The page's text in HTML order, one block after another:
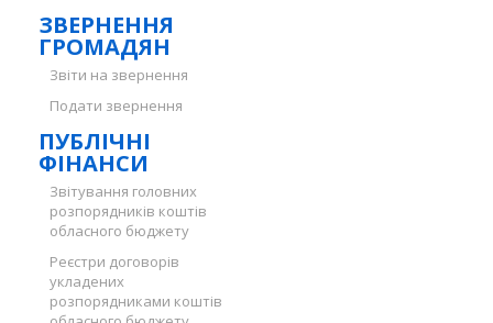
ЗВЕРНЕННЯ
ГРОМАДЯН
Звіти на звернення
Подати звернення
ПУБЛІЧНІ
ФІНАНСИ
Звітування головних
розпорядників коштів
обласного бюджету
Реєстри договорів
укладених
розпорядниками коштів